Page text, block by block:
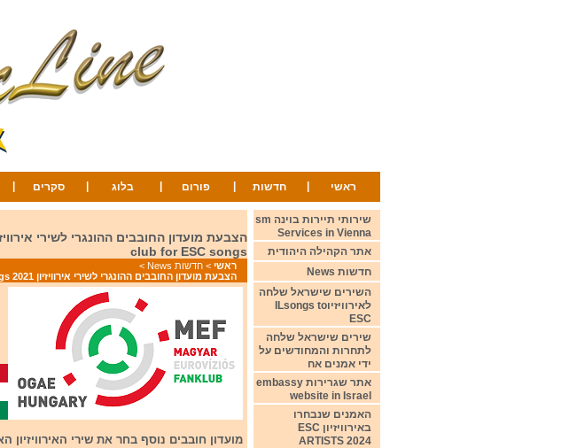
ראשי חדשות פורום בלוג סקרים
club for ESC songs
ראשי > חדשות News
>
הצבעת מועדון החובבים ההונגרי לשירי אירוויזיון 2021 The vote of the Hungarian OGAE fan club for ESC songs
מועדון חובבים נוסף בחר את שירי האירוויזיון
שירותי תיירות בוינה sm
Services in Vienna
אתר הקהילה היהודית
חדשות News
השירים שישראל שלחה
לאירוויזיוILsongs to
ESC
שירים שישראל שלחה
לתחרות והמחודשים על
ידי אמנים אח
אתר שגרירות embassy
website in Israel
האמנים שנבחרו
באירוויזיון ESC
ARTISTS 2024